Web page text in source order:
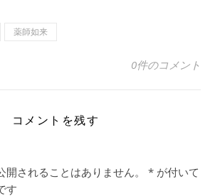
薬師如来
0件のコメント
コメントを残す
されることはありません。 * が付いて
す